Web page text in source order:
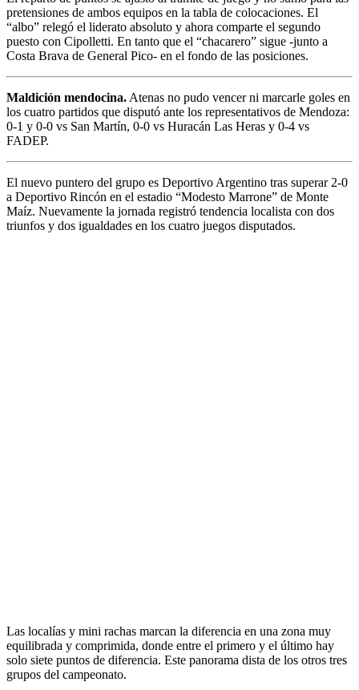
pretensiones de ambos equipos en la tabla de colocaciones. El
“albo” relegó el liderato absoluto y ahora comparte el segundo
puesto con Cipolletti. En tanto que el “chacarero” sigue -junto a
Costa Brava de General Pico- en el fondo de las posiciones.
Maldición mendocina. Atenas no pudo vencer ni marcarle goles en
los cuatro partidos que disputó ante los representativos de Mendoza:
0-1 y 0-0 vs San Martín, 0-0 vs Huracán Las Heras y 0-4 vs
FADEP.
El nuevo puntero del grupo es Deportivo Argentino tras superar 2-0
a Deportivo Rincón en el estadio “Modesto Marrone” de Monte
Maíz. Nuevamente la jornada registró tendencia localista con dos
triunfos y dos igualdades en los cuatro juegos disputados.
Las localías y mini rachas marcan la diferencia en una zona muy
equilibrada y comprimida, donde entre el primero y el último hay
solo siete puntos de diferencia. Este panorama dista de los otros tres
grupos del campeonato.